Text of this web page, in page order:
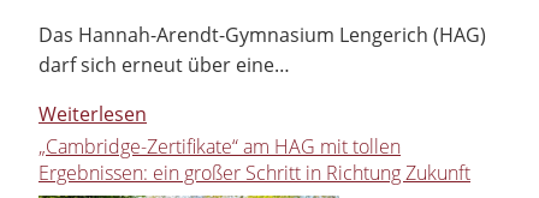
Das Hannah-Arendt-Gymnasium Lengerich (HAG)
darf sich erneut über eine…
Weiterlesen
„Cambridge-Zertifikate“ am HAG mit tollen
Ergebnissen: ein großer Schritt in Richtung Zukunft